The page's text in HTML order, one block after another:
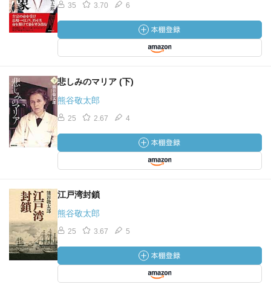
35 3.70 6
悲しみのマリア (下)
熊谷敬太郎
25 2.67 4
江戸湾封鎖
熊谷敬太郎
25 3.67 5